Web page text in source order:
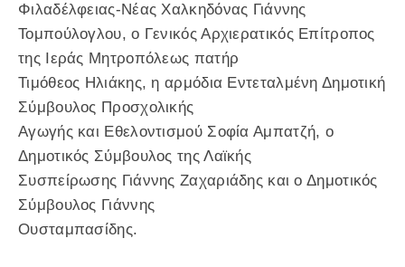
Φιλαδέλφειας-Νέας Χαλκηδόνας Γιάννης
Τομπούλογλου, ο Γενικός Αρχιερατικός Επίτροπος
της Ιεράς Μητροπόλεως πατήρ
Τιμόθεος Ηλιάκης, η αρμόδια Εντεταλμένη Δημοτική
Σύμβουλος Προσχολικής
Αγωγής και Εθελοντισμού Σοφία Αμπατζή, ο
Δημοτικός Σύμβουλος της Λαϊκής
Συσπείρωσης Γιάννης Ζαχαριάδης και ο Δημοτικός
Σύμβουλος Γιάννης
Ουσταμπασίδης.